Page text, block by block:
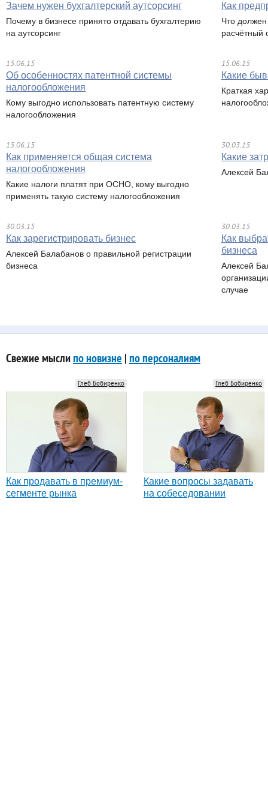
Зачем нужен бухгалтерский аутсорсинг
Почему в бизнесе принято отдавать бухгалтерию
на аутсорсинг
Как
Что
расчётный
15.06.15
Об особенностях патентной системы
налогообложения
Кому выгодно использовать патентную систему
налогообложения
15.06.15
Какие
Краткая
15.06.15
Как применяется общая система
налогообложения
Какие налоги платят при ОСНО, кому выгодно
применять такую систему налогообложения
30.03.15
Какие
Алексей
30.03.15
Как зарегистрировать бизнес
Алексей Балабанов о правильной регистрации
бизнеса
30.03.15
Как
бизнеса
Алексей
случае
Свежие мыслипо новизне по персоналиям
Глеб Бобиренко
Как продавать в премиум-
сегменте рынка
Глеб Бобиренко
Какие вопросы задавать
на собеседовании